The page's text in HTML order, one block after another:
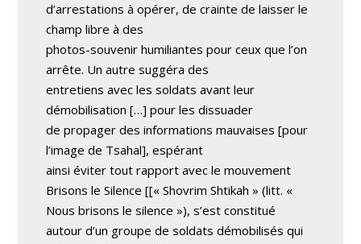
d’arrestations à opérer, de crainte de laisser le
champ libre à des
photos-souvenir humiliantes pour ceux que l’on
arrête. Un autre suggéra des
entretiens avec les soldats avant leur
démobilisation […] pour les dissuader
de propager des informations mauvaises [pour
l’image de Tsahal], espérant
ainsi éviter tout rapport avec le mouvement
Brisons le Silence [[« Shovrim Shtikah » (litt. «
Nous brisons le silence »), s’est constitué
autour d’un groupe de soldats démobilisés qui